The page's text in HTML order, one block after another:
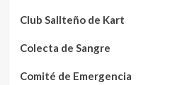
Club Sallteño de Kart
Colecta de Sangre
Comité de Emergencia